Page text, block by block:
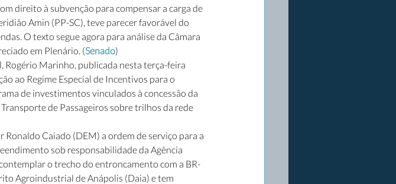
direito à subvenção para compensar a carga de
Amin (PP-SC), teve parecer favorável do
O texto segue agora para análise da Câmara
em Plenário. (Senado)
Marinho, publicada nesta terça-feira
ao Regime Especial de Incentivos para o
de investimentos vinculados à concessão da
de Passageiros sobre trilhos da rede
Caiado (DEM) a ordem de serviço para a
sob responsabilidade da Agência
o trecho do entroncamento com a BR-
Agroindustrial de Anápolis (Daia) e tem